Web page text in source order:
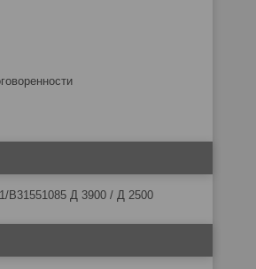
Д 3900 / Д 2500